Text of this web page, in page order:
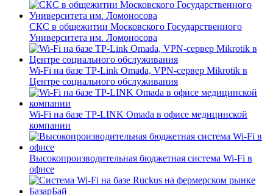
СКС в общежитии Московского Государственного
Университета им. Ломоносова
Wi-Fi на базе TP-Link Omada, VPN-сервер Mikrotik в
Центре социального обслуживания
Wi-Fi на базе TP-LINK Omada в офисе медицинской
компании
Высокопроизводительная бюджетная система Wi-Fi в
офисе